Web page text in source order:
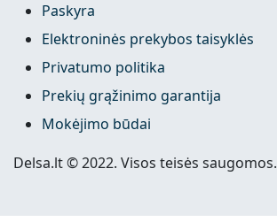
Paskyra
Elektroninės prekybos taisyklės
Privatumo politika
Prekių grąžinimo garantija
Mokėjimo būdai
Delsa.lt © 2022. Visos teisės saugomos.